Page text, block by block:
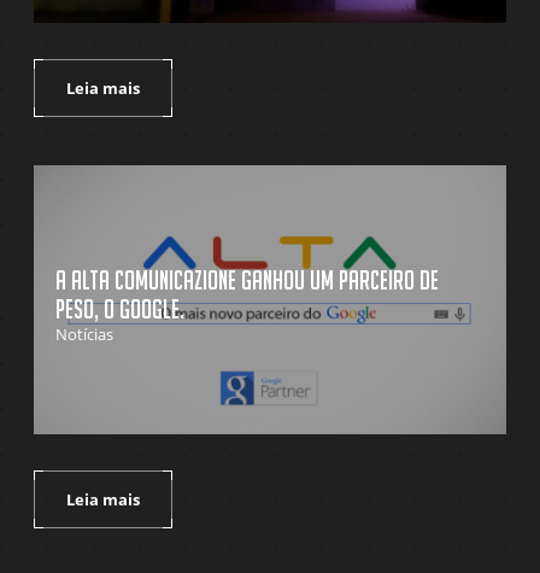
Leia mais
A Alta Comunicazione ganhou um parceiro de
peso, o Google.
Notícias
Leia mais